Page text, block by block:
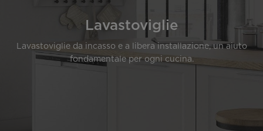
Lavastoviglie
Lavastoviglie da incasso e a libera installazione, un aiuto
fondamentale per ogni cucina.